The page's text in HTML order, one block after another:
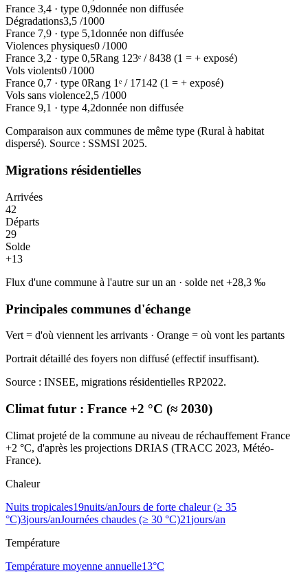
France 3,4 · type 0,9donnée non diffusée
Dégradations3,5 /1000
France 7,9 · type 5,1donnée non diffusée
Violences physiques0 /1000
France 3,2 · type 0,5Rang 123ᵉ /8438 (1 = + exposé)
Vols violents0 /1000
France 0,7 · type 0Rang 1ᵉ / 17142 (1 = + exposé)
Vols sans violence2,5 /1000
France 9,1 · type 4,2donnée non diffusée
Comparaison aux communes de même type (Rural à habitat
dispersé). Source : SSMSI 2025.
Migrations résidentielles
Arrivées
42
Départs
29
Solde
+13
Flux d'une commune à l'autre sur un an · solde net +28,3 ‰
Principales communes d'échange
Vert = d'où viennent les arrivants · Orange = où vont les partants
Portrait détaillé des foyers non diffusé (effectif insuffisant).
Source : INSEE, migrations résidentielles RP2022.
Climat futur : France +2 °C (≈ 2030)
Climat projeté de la commune au niveau de réchauffement France
+2 °C, d'après les projections DRIAS (TRACC 2023, Météo-
France).
Chaleur
Nuits tropicales19nuits/anJours de forte chaleur (≥ 35
°C)3jours/anJournées chaudes (≥ 30 °C)21jours/an
Température
Température moyenne annuelle13°C